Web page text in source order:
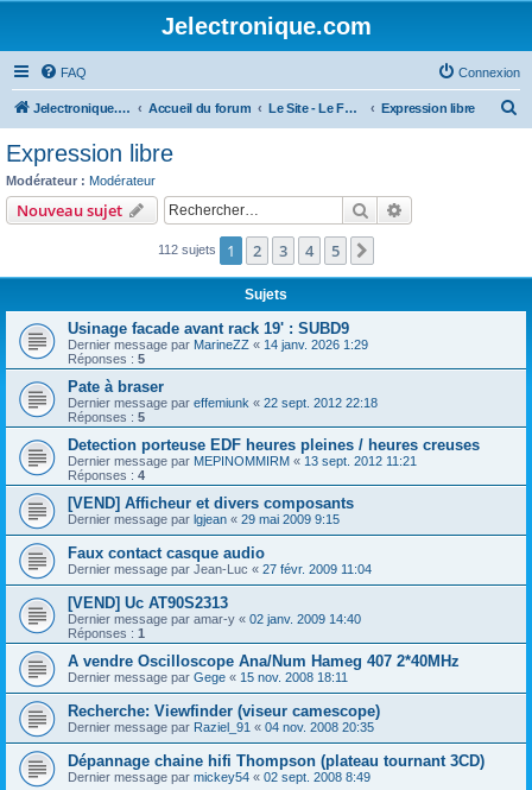
Jelectronique.com
FAQ Connexion
Jelectronique.com Accueil du forum Le Site - Le Forum Expression libre
c
Expression libre
Modérateur : Modérateur
Nouveau sujet Rechercher
112 sujets 1 2 3 4 5
Sujets
Usinage facade avant rack 19' : SUBD9
Dernier message par MarineZZ « 14 janv. 2026 1:29
Réponses : 5
Pate à braser
Dernier message par effemiunk « 22 sept. 2012 22:18
Réponses : 5
Detection porteuse EDF heures pleines / heures creuses
Dernier message par MEPINOMMIRM « 13 sept. 2012 11:21
Réponses : 4
[VEND] Afficheur et divers composants
Dernier message par lgjean « 29 mai 2009 9:15
Faux contact casque audio
Dernier message par Jean-Luc « 27 févr. 2009 11:04
[VEND] Uc AT90S2313
Dernier message par amar-y « 02 janv. 2009 14:40
Réponses : 1
A vendre Oscilloscope Ana/Num Hameg 407 2*40MHz
Dernier message par Gege « 15 nov. 2008 18:11
Recherche: Viewfinder (viseur camescope)
Dernier message par Raziel_91 « 04 nov. 2008 20:35
Dépannage chaine hifi Thompson (plateau tournant 3CD)
Dernier message par mickey54 « 02 sept. 2008 8:49